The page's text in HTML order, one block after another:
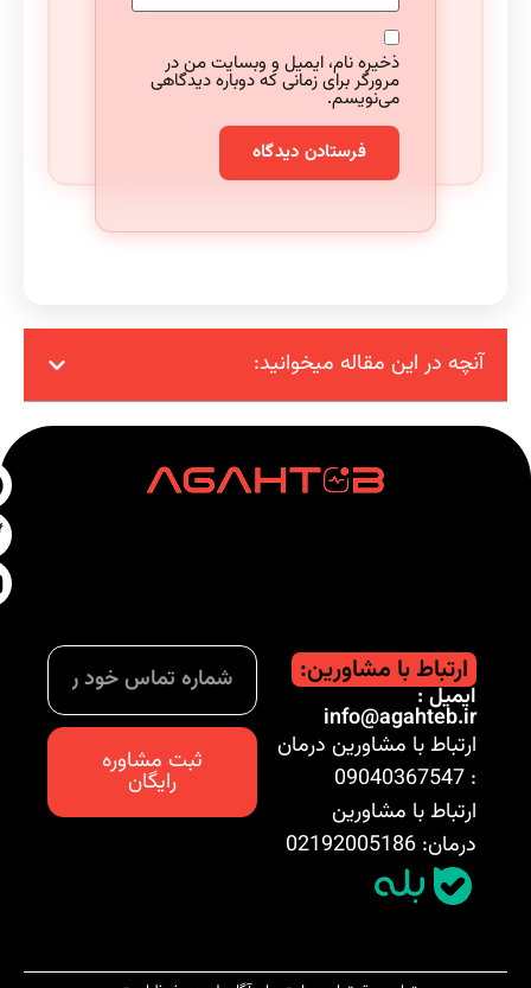
ذخیره نام، ایمیل و وبسایت من در
مرورگر برای زمانی که دوباره دیدگاهی
می‌نویسم.
در این مقاله میخوانید:
ارتباط با مشاورین:
با مشاورین درمان
با مشاورین
ثبت مشاوره
رایگان